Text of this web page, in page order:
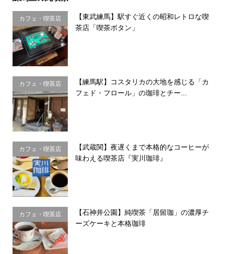
カフェ・喫茶店
【東武練馬】駅すぐ近くの昭和レトロな喫
茶店「喫茶ボタン」
カフェ・喫茶店
【練馬駅】コスタリカの大地を感じる「カ
フェド・フロール」の珈琲とチー...
カフェ・喫茶店
【武蔵関】夜遅くまで本格的なコーヒーが
味わえる喫茶店『実川珈琲』
カフェ・喫茶店
【石神井公園】純喫茶「居留珈」の濃厚チ
ーズケーキと本格珈琲